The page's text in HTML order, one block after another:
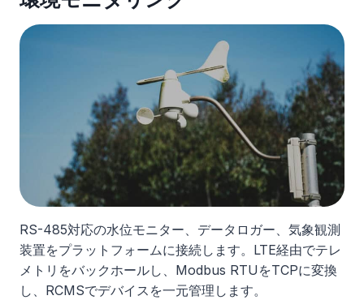
RS-485対応の水位モニター、データロガー、気象観測
装置をプラットフォームに接続します。LTE経由でテレ
メトリをバックホールし、Modbus RTUをTCPに変換
し、RCMSでデバイスを一元管理します。